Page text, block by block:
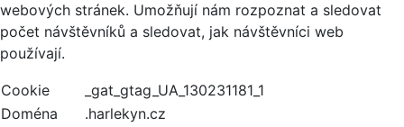
webových stránek. Umožňují nám rozpoznat a sledovat
počet návštěvníků a sledovat, jak návštěvníci web
používají.
Cookie
_gat_gtag_UA_130231181_1
Doména
.harlekyn.cz